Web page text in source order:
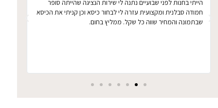
הייתי בחנות לפני שבועיים נתנה לי שירות הנציגה שהייתה סופר
חמודה סבלנית ומקצועית עזרה לי לבחור כיסא וכן קניתי את הכיסא
שבתמונה והמחיר שווה כל שקל. ממליץ בחום.